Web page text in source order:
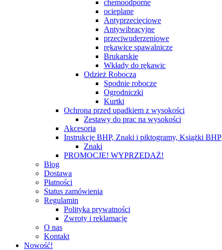
chemoodporne
ocieplane
Antyprzecięciowe
Antywibracyjne
przeciwuderzeniowe
rękawice spawalnicze
Brukarskie
Wkłady do rękawic
Odzież Robocza
Spodnie robocze
Ogrodniczki
Kurtki
Ochrona przed upadkiem z wysokości
Zestawy do prac na wysokości
Akcesoria
Instrukcje BHP, Znaki i piktogramy, Książki BHP
Znaki
PROMOCJE! WYPRZEDAŻ!
Blog
Dostawa
Płatności
Status zamówienia
Regulamin
Polityka prywatności
Zwroty i reklamacje
O nas
Kontakt
Nowość!